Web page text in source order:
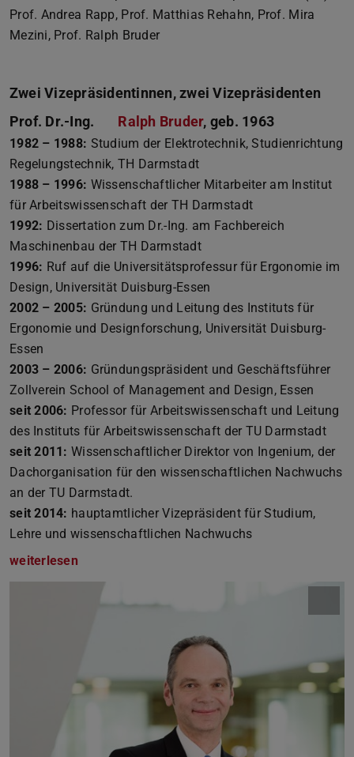
Prof. Andrea Rapp, Prof. Matthias Rehahn, Prof. Mira
Mezini, Prof. Ralph Bruder
Zwei Vizepräsidentinnen, zwei Vizepräsidenten
Prof. Dr.-Ing.
Ralph Bruder, geb. 1963
1982 – 1988: Studium der Elektrotechnik, Studienrichtung
Regelungstechnik, TH Darmstadt
1988 – 1996: Wissenschaftlicher Mitarbeiter am Institut
für Arbeitswissenschaft der TH Darmstadt
1992: Dissertation zum Dr.-Ing. am Fachbereich
Maschinenbau der TH Darmstadt
1996: Ruf auf die Universitätsprofessur für Ergonomie im
Design, Universität Duisburg-Essen
2002 – 2005: Gründung und Leitung des Instituts für
Ergonomie und Designforschung, Universität Duisburg-
Essen
2003 – 2006: Gründungspräsident und Geschäftsführer
Zollverein School of Management and Design, Essen
seit 2006: Professor für Arbeitswissenschaft und Leitung
des Instituts für Arbeitswissenschaft der TU Darmstadt
seit 2011: Wissenschaftlicher Direktor von Ingenium, der
Dachorganisation für den wissenschaftlichen Nachwuchs
an der TU Darmstadt.
seit 2014: hauptamtlicher Vizepräsident für Studium,
Lehre und wissenschaftlichen Nachwuchs
weiterlesen